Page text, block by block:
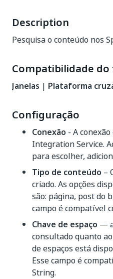
Description
Pesquisa o conteúdo nos
Compatibilidade
Janelas | Plataforma
Configuração
Conexão - A
Integration Service.
para escolher,
Tipo de conteúdo –
criado. As opções
são: página, post do
campo é compatível
Chave de espaço —
consultado quanto
de espaços está
Esse campo é
String.